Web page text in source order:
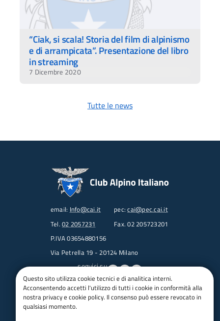
“Ciak, si scala! Storia del film di alpinismo
e di arrampicata”. Presentazione del libro
in streaming
7 Dicembre 2020
Tutte le news
email: Info@cai.it pec:cai@pec.cai.it
Tel. 02 2057231
Fax. 02 205723201
P.IVA 03654880156
Via Petrella 19 - 20124 Milano
seguici su
Trasparenza
Amministrazione trasparente
Questo sito utilizza cookie tecnici e di analitica interni.
Acconsentendo accetti l'utilizzo di tutti i cookie in conformità alla
nostra privacy e cookie policy. Il consenso può essere revocato in
qualsiasi momento.